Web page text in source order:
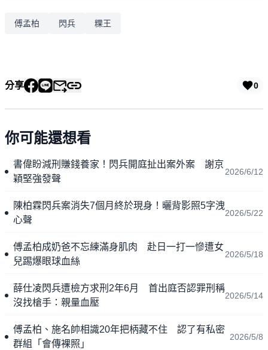
傅孟柏 閃兵 粿王
分享 0
你可能還想看
書偉盼減刑賺錢養家！閃兵開庭扯出案外案 謝京
穎堅強發聲
2026/6/12
陳柏霖閃兵案消失7個月終於現身！曬背影照5字洩
心聲
2026/5/22
傅孟柏成奶爸不忘練滿身肌肉 赴日一打一慘遭女
兒踢爆眼球血絲
2026/5/18
薛仕凌閃兵遭檢方求刑2年6月 首出庭否認罪刑稱
沒找槍手：親量血壓
2026/5/14
傅孟柏、施名帥相識20年把柄藏不住 認了有私密
群組「會傳裸照」
2026/5/8